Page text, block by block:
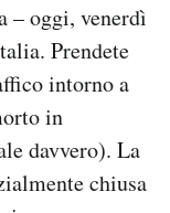
– oggi, venerdì
Prendete
intorno a
in
davvero). La
chiusa